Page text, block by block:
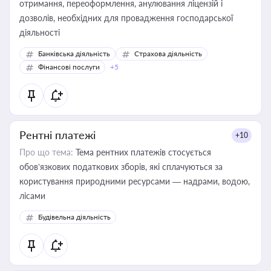
отримання, переоформлення, анулювання ліцензій і
дозволів, необхідних для провадження господарської
діяльності
Банківська діяльність
Страхова діяльність
Фінансові послуги
+5
Рентні платежі +10
Про що тема: Тема рентних платежів стосується
обов’язкових податкових зборів, які сплачуються за
користування природними ресурсами — надрами, водою,
лісами
Будівельна діяльність